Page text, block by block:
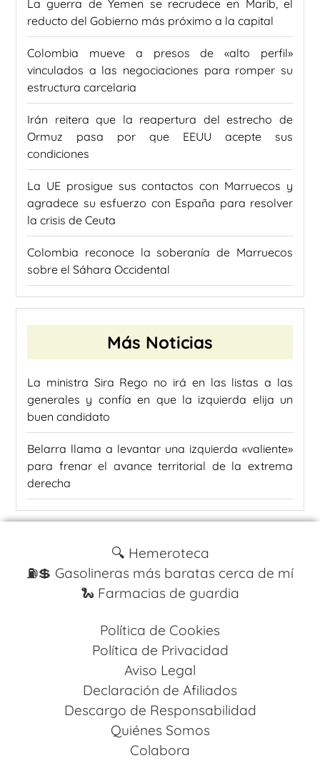
La guerra de Yemen se recrudece en Marib, el
reducto del Gobierno más próximo a la capital
Colombia mueve a presos de «alto perfil»
vinculados a las negociaciones para romper su
estructura carcelaria
Irán reitera que la reapertura del estrecho de
Ormuz pasa por que EEUU acepte sus
condiciones
La UE prosigue sus contactos con Marruecos y
agradece su esfuerzo con España para resolver
la crisis de Ceuta
Colombia reconoce la soberanía de Marruecos
sobre el Sáhara Occidental
Más Noticias
La ministra Sira Rego no irá en las listas a las
generales y confía en que la izquierda elija un
buen candidato
Belarra llama a levantar una izquierda «valiente»
para frenar el avance territorial de la extrema
derecha
🔍 Hemeroteca
⛽️💲 Gasolineras más baratas cerca de mí
🐍 Farmacias de guardia
Política de Cookies
Política de Privacidad
Aviso Legal
Declaración de Afiliados
Descargo de Responsabilidad
Quiénes Somos
Colabora